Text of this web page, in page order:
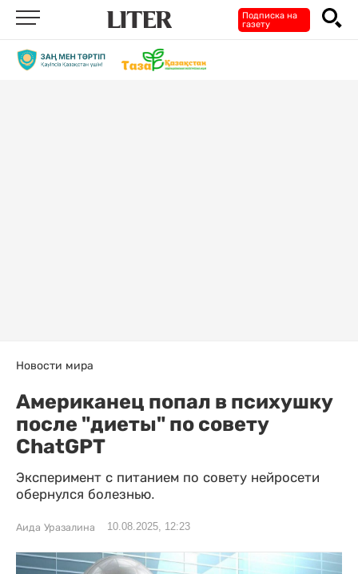
Подписка на
газету
Новости мира
Американец попал в психушку
после "диеты" по совету
ChatGPT
Эксперимент с питанием по совету нейросети
обернулся болезнью.
Аида Уразалина 10.08.2025, 12:23